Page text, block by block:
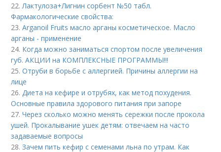
22. Лактулоза+Лигнин сорбент №50 табл.
Фармакологические свойства:
23.Arganoil Fruits масло арганы косметическое. Масло
арганы - применение
24. Когда можно заниматься спортом после увеличения
губ. АКЦИИ на КОМПЛЕКСНЫЕ ПРОГРАММЫ!!!
25.Отруби в борьбе с аллергией. Причины аллергии на
лице
26. Диета на кефире и отрубях, как метод похудения.
Основные правила здорового питания при запоре
27.Через сколько можно менять сережки после прокола
ушей. Прокалывание ушек детям: отвечаем на часто
задаваемые вопросы
28.Зачем пить кефир с семенами льна по утрам. Как